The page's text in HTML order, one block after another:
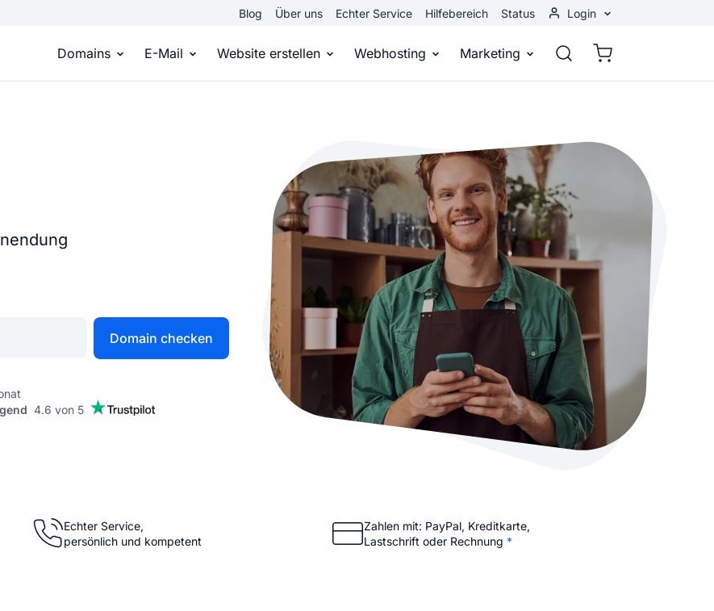
Blog Über uns Echter Service Hilfebereich Status Login
Kundenbereich
Webmail
Domains
Über 950 Domain-Endungen aus aller Welt
Einfach & schnell beim Domain-Profi
Erstelle schnell gute Domains
.at Domain .mobile Domain
E-Mail
E-Mail-Hosting
Zugriff auf E-Mails immer und überall
Website erstellen
Homepage Baukasten
Eigene Homepage ohne Programmierkenntnisse
Online-Shop erstellen
Bringe dein Unternehmen noch heute online
Website erstellen lassen Sehr beliebt
Unser Website-Service erstellt Ihre Website
Webhosting
Domains, E-Mails und Datenbanken
Rankingcoach
Schnell und einfach an die Spitze bei Google
Premium Services
Individuelle technische Unterstützung
Marketing
Bessere Platzierung in
Google Anzeigen
Sofort sichtbar bei Google
Banner-Werbung
Deine Anzeigen auf anderen
Social Media Marketing
Mehr Kunden über Instagram &
Online Complete
Domain checken
4.6 von 5
Echter Service,
persönlich und kompetent
Zahlen mit: PayPal, Kreditkarte,
Lastschrift oder Rechnung *